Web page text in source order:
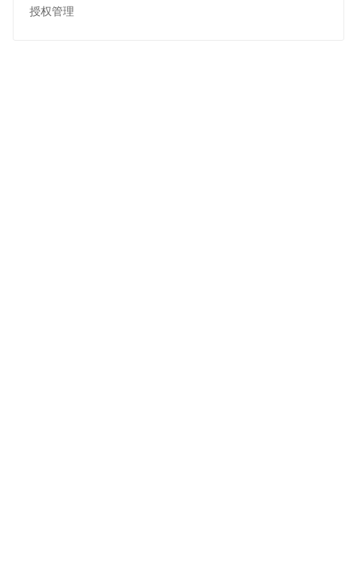
授权管理